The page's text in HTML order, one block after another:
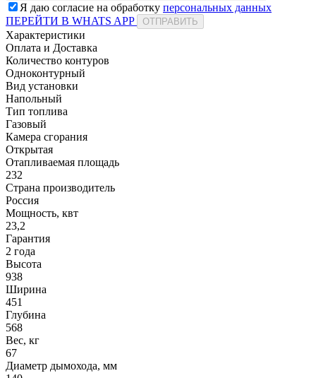
Я даю согласие на обработку персональных данных
ПЕРЕЙТИ В WHATS APP
ОТПРАВИТЬ
Характеристики
Оплата и Доставка
Количество контуров
Одноконтурный
Вид установки
Напольный
Тип топлива
Газовый
Камера сгорания
Открытая
Отапливаемая площадь
232
Страна производитель
Россия
Мощность, квт
23,2
Гарантия
2 года
Высота
938
Ширина
451
Глубина
568
Вес, кг
67
Диаметр дымохода, мм